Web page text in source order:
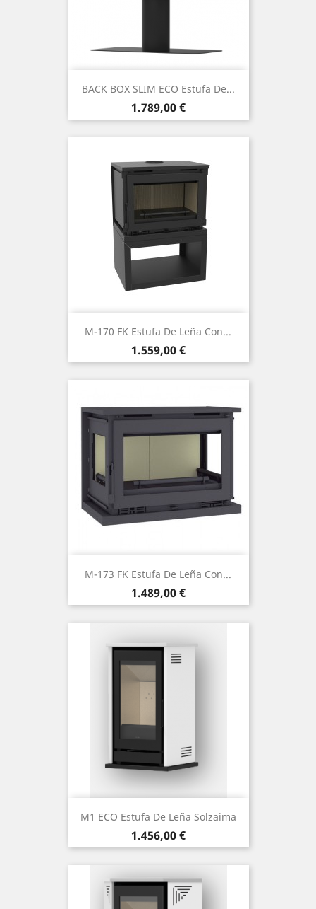
BACK BOX SLIM ECO Estufa De...
Precio
1.789,00 €
M-170 FK Estufa De Leña Con...
Precio
1.559,00 €
M-173 FK Estufa De Leña Con...
Precio
1.489,00 €
M1 ECO Estufa De Leña Solzaima
Precio
1.456,00 €